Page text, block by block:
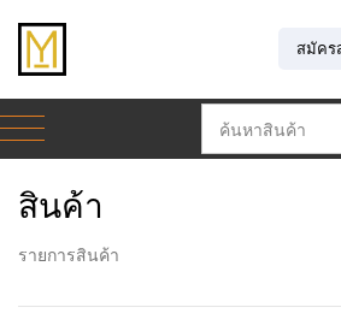
สมัคร
สินค้า
รายการสินค้า